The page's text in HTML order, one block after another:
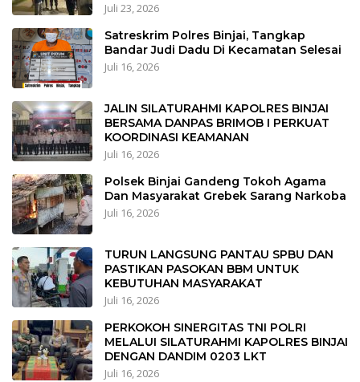
Juli 23, 2026
Satreskrim Polres Binjai, Tangkap
Bandar Judi Dadu Di Kecamatan Selesai
Juli 16, 2026
JALIN SILATURAHMI KAPOLRES BINJAI
BERSAMA DANPAS BRIMOB I PERKUAT
KOORDINASI KEAMANAN
Juli 16, 2026
Polsek Binjai Gandeng Tokoh Agama
Dan Masyarakat Grebek Sarang Narkoba
Juli 16, 2026
TURUN LANGSUNG PANTAU SPBU DAN
PASTIKAN PASOKAN BBM UNTUK
KEBUTUHAN MASYARAKAT
Juli 16, 2026
PERKOKOH SINERGITAS TNI POLRI
MELALUI SILATURAHMI KAPOLRES BINJAI
DENGAN DANDIM 0203 LKT
Juli 16, 2026